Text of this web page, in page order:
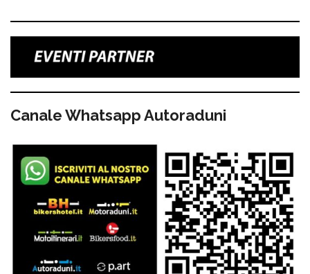
Canale Whatsapp Autoraduni